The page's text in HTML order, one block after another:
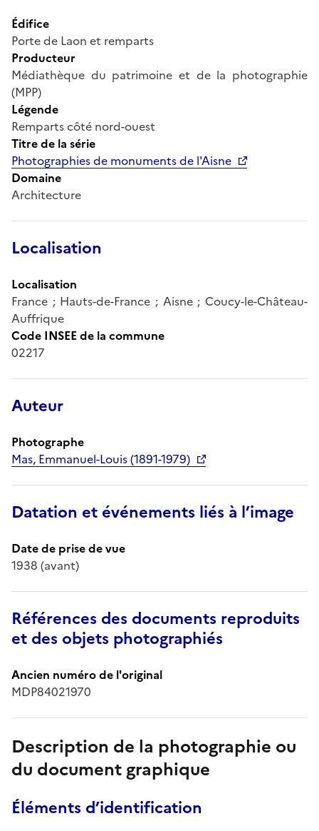
Édifice
Porte de Laon et remparts
Producteur
Médiathèque du patrimoine et de la photographie
(MPP)
Légende
Remparts côté nord-ouest
Titre de la série
Photographies de monuments de l'Aisne
Domaine
Architecture
Localisation
Localisation
France ; Hauts-de-France ; Aisne ; Coucy-le-Château-
Auffrique
Code INSEE de la commune
02217
Auteur
Photographe
Mas, Emmanuel-Louis (1891-1979)
Datation et événements liés à l’image
Date de prise de vue
1938 (avant)
Références des documents reproduits
et des objets photographiés
Ancien numéro de l'original
MDP84021970
Description de la photographie ou
du document graphique
Éléments d’identification